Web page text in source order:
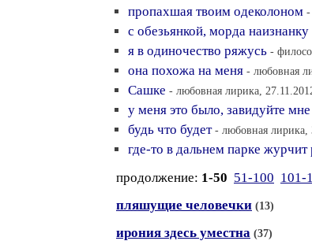
пропахшая твоим одеколоном -
с обезьянкой, морда наизнанку
я в одиночество ряжусь -
она похожа на меня - любовная
Сашке - любовная лирика,
у меня это было, завидуйте мне
будь что будет - любовная лирика,
где-то в дальнем парке журчит
продолжение: 1-50 51-100 101-
пляшущие человечки (13)
ирония здесь уместна (37)